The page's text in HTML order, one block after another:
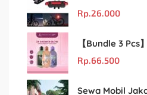
Rp. 26.000
Rp. 66.500